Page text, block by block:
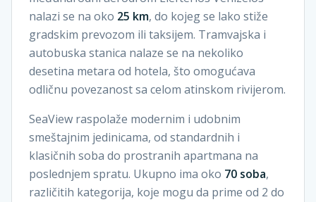
nalazi se na oko 25 km, do kojeg se lako stiže
gradskim prevozom ili taksijem. Tramvajska i
autobuska stanica nalaze se na nekoliko
desetina metara od hotela, što omogućava
odličnu povezanost sa celom atinskom rivijerom.
SeaView raspolaže modernim i udobnim
smeštajnim jedinicama, od standardnih i
klasičnih soba do prostranih apartmana na
poslednjem spratu. Ukupno ima oko 70 soba,
različitih kategorija, koje mogu da prime od 2 do